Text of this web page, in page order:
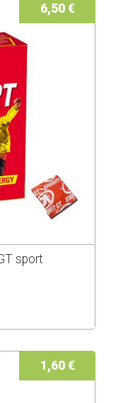
6,50 €
sport
1,60 €